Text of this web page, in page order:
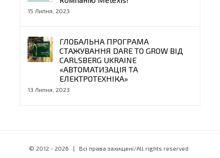
15 Липня, 2023
ГЛОБАЛЬНА ПРОГРАМА
СТАЖУВАННЯ DARE TO GROW ВІД
CARLSBERG UKRAINE
«АВТОМАТИЗАЦІЯ ТА
ЕЛЕКТРОТЕХНІКА»
13 Липня, 2023
© 2012 - 2026 | Всі права захищені/All rights reserved